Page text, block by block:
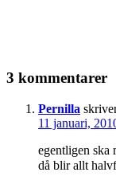
3 kommentarer
Pernilla
11 januari,
egentligen ska
då blir allt